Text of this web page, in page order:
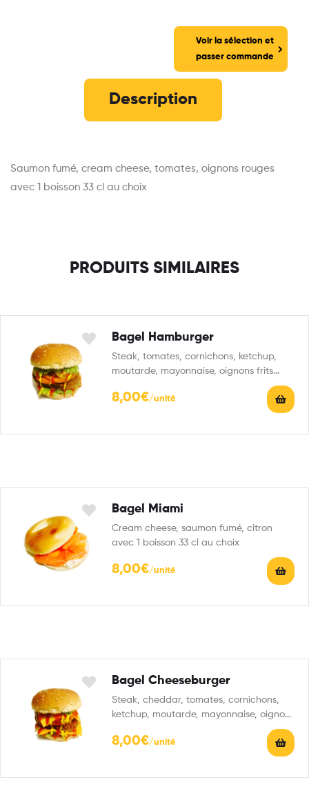
Voir la sélection et
passer commande
Description
Saumon fumé, cream cheese, tomates, oignons rouges
avec 1 boisson 33 cl au choix
PRODUITS SIMILAIRES
Bagel Hamburger
Steak, tomates, cornichons, ketchup,
moutarde, mayonnaise, oignons frits
8,00€
Bagel Miami
Cream cheese, saumon fumé, citron
avec 1 boisson 33 cl au choix
8,00€
Bagel Cheeseburger
Steak, cheddar, tomates, cornichons,
ketchup, moutarde, mayonnaise, oignons
8,00€